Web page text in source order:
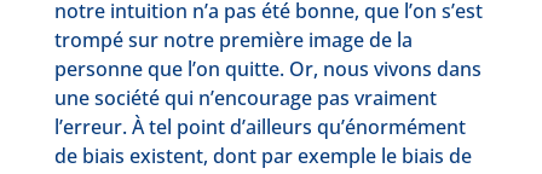
notre intuition n’a pas été bonne, que l’on s’est
trompé sur notre première image de la
personne que l’on quitte. Or, nous vivons dans
une société qui n’encourage pas vraiment
l’erreur. À tel point d’ailleurs qu’énormément
de biais existent, dont par exemple le biais de